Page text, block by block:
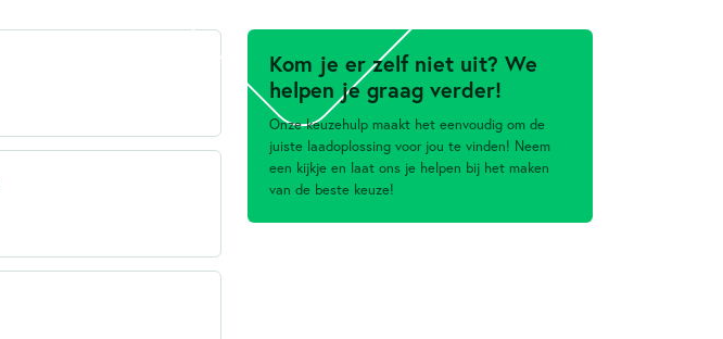
Kom je er zelf niet uit? We
helpen je graag verder!
Onze keuzehulp maakt het eenvoudig om de
juiste laadoplossing voor jou te vinden! Neem
een kijkje en laat ons je helpen bij het maken
van de beste keuze!